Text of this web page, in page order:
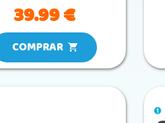
39.99 €
COMPRAR